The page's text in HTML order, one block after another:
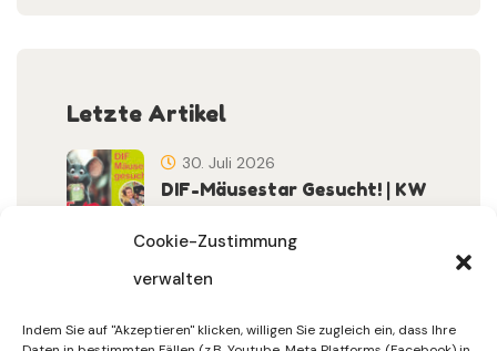
Cookie-Zustimmung
verwalten
Indem Sie auf "Akzeptieren" klicken, willigen Sie zugleich ein, dass Ihre
Letzte Artikel
DIF-Mäusestar Gesucht! | KW
30. Juli 2026
Sommerferien | KW 31/…
30. Juli 2026